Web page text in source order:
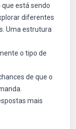
está sendo
diferentes
Uma estrutura
o tipo de
de que o
mais